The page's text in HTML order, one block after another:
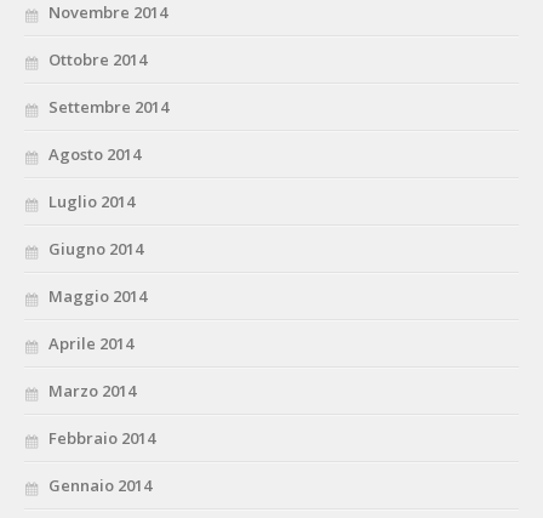
Novembre 2014
Ottobre 2014
Settembre 2014
Agosto 2014
Luglio 2014
Giugno 2014
Maggio 2014
Aprile 2014
Marzo 2014
Febbraio 2014
Gennaio 2014